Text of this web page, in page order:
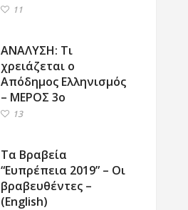
11
ΑΝΑΛΥΣΗ: Τι
χρειάζεται ο
Απόδημος Ελληνισμός
– ΜΕΡΟΣ 3ο
13
Τα Βραβεία
“Ευπρέπεια 2019” – Οι
βραβευθέντες –
(English)